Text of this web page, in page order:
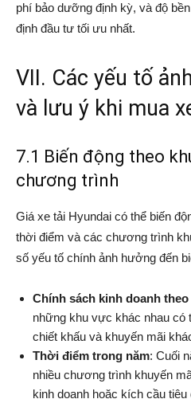
phí bảo dưỡng định kỳ, và độ
định đầu tư tối ưu nhất.
VII. Các yếu tố
và lưu ý khi mua
7.1 Biến động theo
chương trình
Giá xe tải Hyundai có thể biến
thời điểm và các chương trình
số yếu tố chính ảnh hưởng đến
Chính sách kinh doanh
những khu vực khác nhau có
chiết khấu và khuyến mãi
Thời điểm trong năm: Cuối
nhiều chương trình khuyến
kinh doanh hoặc kích cầu tiêu